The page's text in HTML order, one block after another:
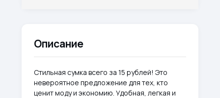
Описание
Стильная сумка всего за 15 рублей! Это
невероятное предложение для тех, кто
ценит моду и экономию. Удобная, легкая и